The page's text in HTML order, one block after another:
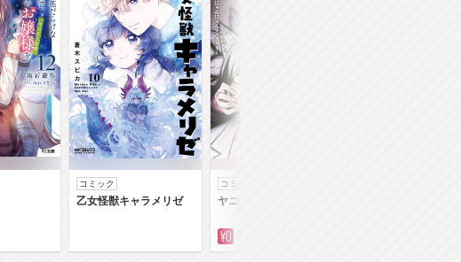
コミック
乙女怪獣キャラメリゼ
コミック
ヤニねこ